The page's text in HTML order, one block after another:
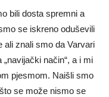
bili dosta spremni a
se iskreno oduševili
ali znali smo da Varvari
način“, a i mi
pjesmom. Naišli smo
se može nismo se